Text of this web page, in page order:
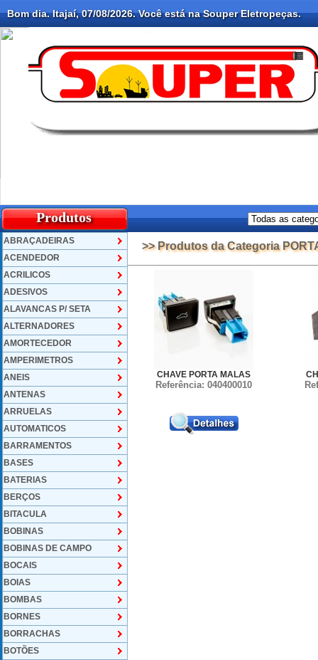
Bom dia. Itajaí, 07/08/2026. Você está na Souper Eletropeças.
Produtos
ABRAÇADEIRAS
ACENDEDOR
ACRILICOS
ADESIVOS
ALAVANCAS P/ SETA
ALTERNADORES
AMORTECEDOR
AMPERIMETROS
ANEIS
ANTENAS
ARRUELAS
AUTOMATICOS
BARRAMENTOS
BASES
BATERIAS
BERÇOS
BITACULA
BOBINAS
BOBINAS DE CAMPO
BOCAIS
BOIAS
BOMBAS
BORNES
BORRACHAS
BOTÕES
>> Produtos da Categoria
CHAVE PORTA MALAS
Referência: 040400010